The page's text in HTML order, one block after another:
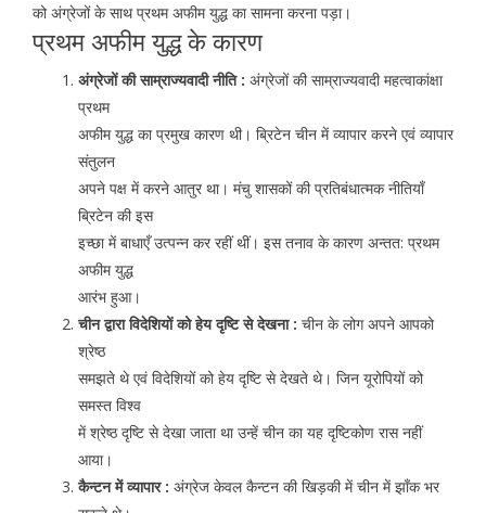
को अंग्रेजों के साथ प्रथम अफीम युद्ध का सामना करना पड़ा।
प्रथम अफीम युद्ध के कारण
अंग्रेजों की साम्राज्यवादी नीति : अंग्रेजों की साम्राज्यवादी महत्वाकांक्षा
प्रथम
अफीम युद्ध का प्रमुख कारण थी। ब्रिटेन चीन में व्यापार करने एवं व्यापार
संतुलन
अपने पक्ष में करने आतुर था। मंचु शासकों की प्रतिबंधात्मक नीतियाँ
ब्रिटेन की इस
इच्छा में बाधाएँ उत्पन्न कर रहीं थीं। इस तनाव के कारण अन्तत: प्रथम
अफीम युद्ध
आरंभ हुआ।
चीन द्वारा विदेशियों को हेय दृष्टि से देखना : चीन के लोग अपने आपको
श्रेष्ठ
समझते थे एवं विदेशियों को हेय दृष्टि से देखते थे। जिन यूरोपियों को
समस्त विश्व
में श्रेष्ठ दृष्टि से देखा जाता था उन्हें चीन का यह दृष्टिकोण रास नहीं
आया।
कैन्टन में व्यापार : अंग्रेज केवल कैन्टन की खिड़की में चीन में झाँक भर